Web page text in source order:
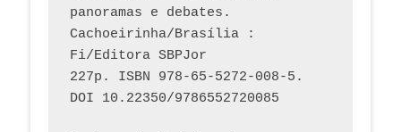
panoramas e debates.
Cachoeirinha/Brasília :
Fi/Editora SBPJor
227p. ISBN 978-65-5272-008-5.
DOI 10.22350/9786552720085